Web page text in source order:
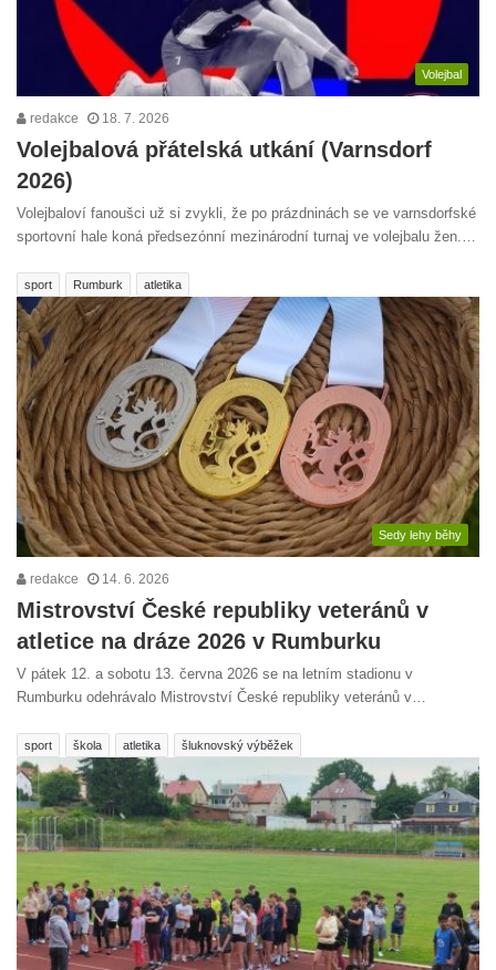
Volejbal
redakce 18. 7. 2026
Volejbalová přátelská utkání (Varnsdorf
2026)
Volejbaloví fanoušci už si zvykli, že po prázdninách se ve varnsdorfské
sportovní hale koná předsezónní mezinárodní turnaj ve volejbalu žen.…
sport Rumburk atletika
Sedy lehy běhy
redakce 14. 6. 2026
Mistrovství České republiky veteránů v
atletice na dráze 2026 v Rumburku
V pátek 12. a sobotu 13. června 2026 se na letním stadionu v
Rumburku odehrávalo Mistrovství České republiky veteránů v…
sport škola atletika šluknovský výběžek